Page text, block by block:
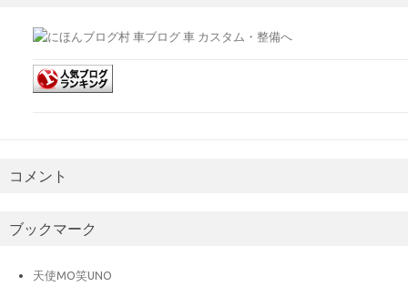
コメント
ブックマーク
天使MO笑UNO